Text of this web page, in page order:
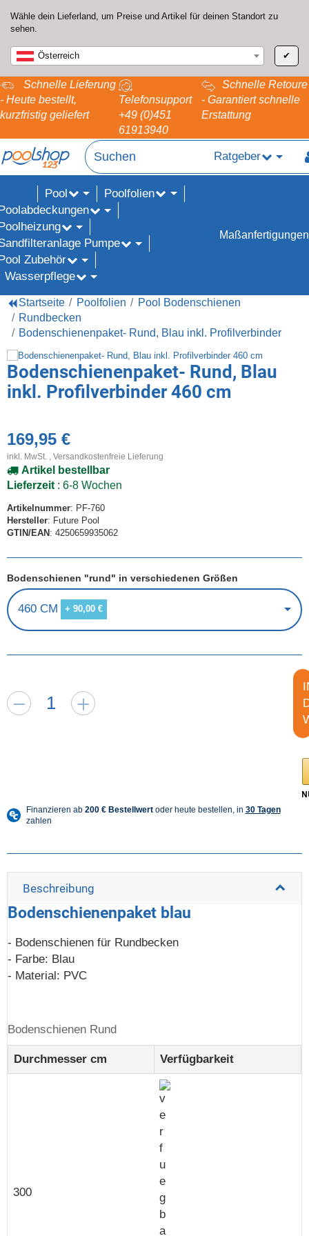
Wähle dein Lieferland, um Preise und Artikel für deinen Standort zu
sehen.
Österreich ✔
Schnelle Lieferung
- Heute bestellt,
kurzfristig geliefert
Telefonsupport
+49 (0)451
61913940
Schnelle Retoure
- Garantiert schnelle
Erstattung
Ratgeber
Pool
Poolfolien
Pumpe
Zubehör
Wasserpflege
Maßanfertigungen
Startseite Poolfolien
Pool Bodenschienen
Rundbecken
Bodenschienenpaket- Rund, Blau inkl. Profilverbinder
Bodenschienenpaket- Rund, Blau
inkl. Profilverbinder 460 cm
169,95 €
inkl. MwSt. , Versandkostenfreie Lieferung
Artikel bestellbar
Lieferzeit : 6-8 Wochen
Artikelnummer: PF-760
Hersteller: Future Pool
GTIN/EAN : 4250659935062
Bodenschienen "rund" in verschiedenen Größen
460 CM + 90,00 €
Beschreibung
Bodenschienenpaket blau
- Bodenschienen für Rundbecken
- Farbe: Blau
- Material: PVC
Bodenschienen Rund
Durchmesser cm Verfügbarkeit
300